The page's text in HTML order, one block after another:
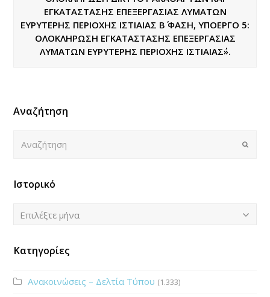
ΕΓΚΑΤΑΣΤΑΣΗΣ ΕΠΕΞΕΡΓΑΣΙΑΣ ΛΥΜΑΤΩΝ
ΕΥΡΥΤΕΡΗΣ ΠΕΡΙΟΧΗΣ ΙΣΤΙΑΙΑΣ Β΄ ΦΑΣΗ, ΥΠΟΕΡΓΟ 5:
ΟΛΟΚΛΗΡΩΣΗ ΕΓΚΑΤΑΣΤΑΣΗΣ ΕΠΕΞΕΡΓΑΣΙΑΣ
ΛΥΜΑΤΩΝ ΕΥΡΥΤΕΡΗΣ ΠΕΡΙΟΧΗΣ ΙΣΤΙΑΙΑΣ΄΄».
Αναζήτηση
Submit
Ιστορικό
Ιστορικό
Επιλέξτε μήνα
Κατηγορίες
Ανακοινώσεις – Δελτία Τύπου (1.333)